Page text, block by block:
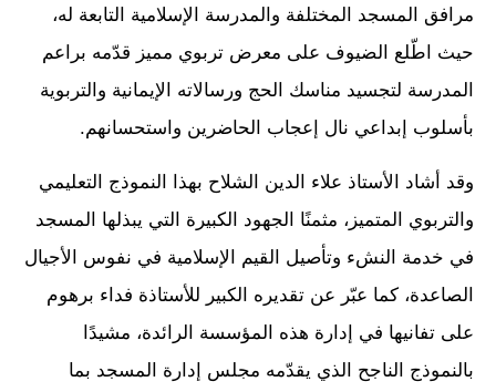
مرافق المسجد المختلفة والمدرسة الإسلامية التابعة له،
حيث اطّلع الضيوف على معرض تربوي مميز قدّمه براعم
المدرسة لتجسيد مناسك الحج ورسالاته الإيمانية والتربوية
بأسلوب إبداعي نال إعجاب الحاضرين واستحسانهم.
وقد أشاد الأستاذ علاء الدين الشلاح بهذا النموذج التعليمي
والتربوي المتميز، مثمنًا الجهود الكبيرة التي يبذلها المسجد
في خدمة النشء وتأصيل القيم الإسلامية في نفوس الأجيال
الصاعدة، كما عبّر عن تقديره الكبير للأستاذة فداء برهوم
على تفانيها في إدارة هذه المؤسسة الرائدة، مشيدًا
بالنموذج الناجح الذي يقدّمه مجلس إدارة المسجد بما